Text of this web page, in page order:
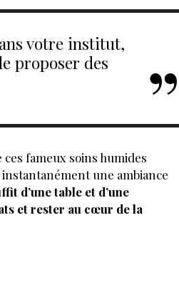
votre institut,
proposer des
ces fameux soins humides
une ambiance
d’une table et d’une
et rester au cœur de la